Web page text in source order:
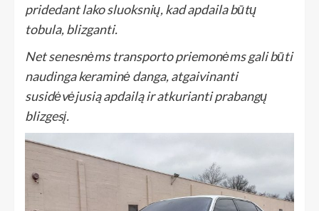
pridedant lako sluoksnių, kad apdaila būtų
tobula, blizganti.
Net senesnėms transporto priemonėms gali būti
naudinga keraminė danga, atgaivinanti
susidėvėjusią apdailą ir atkurianti prabangų
blizgesį.